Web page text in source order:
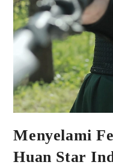
Menyelami
Huan Star